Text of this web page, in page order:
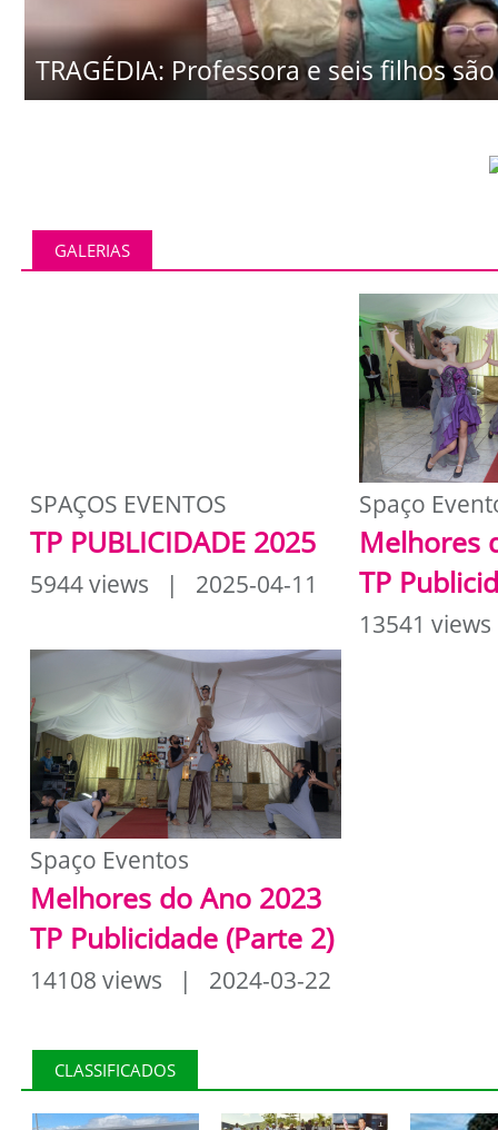
TRAGÉDIA: Professora e seis filhos
GALERIAS
SPAÇOS EVENTOS
TP PUBLICIDADE 2025
5944 views | 2025-04-11
Spaço
Melhores
TP
13541
Spaço Eventos
Melhores do Ano 2023
TP Publicidade (Parte 2)
14108 views | 2024-03-22
CLASSIFICADOS